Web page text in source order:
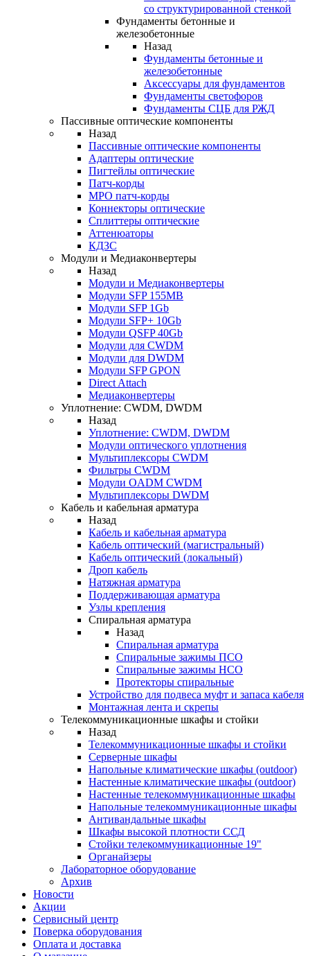
со структурированной стенкой
Фундаменты бетонные и
железобетонные
Назад
Фундаменты бетонные и
железобетонные
Аксессуары для фундаментов
Фундаменты светофоров
Фундаменты СЦБ для РЖД
Пассивные оптические компоненты
Назад
Пассивные оптические компоненты
Адаптеры оптические
Пигтейлы оптические
Патч-корды
MPO патч-корды
Коннекторы оптические
Сплиттеры оптические
Аттенюаторы
КДЗС
Модули и Медиаконвертеры
Назад
Модули и Медиаконвертеры
Модули SFP 155MB
Модули SFP 1Gb
Модули SFP+ 10Gb
Модули QSFP 40Gb
Модули для CWDM
Модули для DWDM
Модули SFP GPON
Direct Attach
Медиаконвертеры
Уплотнение: CWDM, DWDM
Назад
Уплотнение: CWDM, DWDM
Модули оптического уплотнения
Мультиплексоры CWDM
Фильтры CWDM
Модули OADM CWDM
Мультиплексоры DWDM
Кабель и кабельная арматура
Назад
Кабель и кабельная арматура
Кабель оптический (магистральный)
Кабель оптический (локальный)
Дроп кабель
Натяжная арматура
Поддерживающая арматура
Узлы крепления
Спиральная арматура
Назад
Спиральная арматура
Спиральные зажимы ПСО
Спиральные зажимы НСО
Протекторы спиральные
Устройство для подвеса муфт и запаса кабеля
Монтажная лента и скрепы
Телекоммуникационные шкафы и стойки
Назад
Телекоммуникационные шкафы и стойки
Серверные шкафы
Напольные климатические шкафы (outdoor)
Настенные климатические шкафы (outdoor)
Настенные телекоммуникационные шкафы
Напольные телекоммуникационные шкафы
Антивандальные шкафы
Шкафы высокой плотности ССД
Стойки телекоммуникационные 19"
Органайзеры
Лабораторное оборудование
Архив
Новости
Акции
Сервисный центр
Поверка оборудования
Оплата и доставка